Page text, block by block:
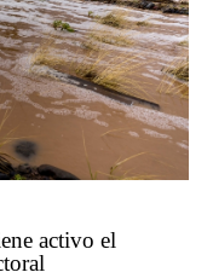
activo el